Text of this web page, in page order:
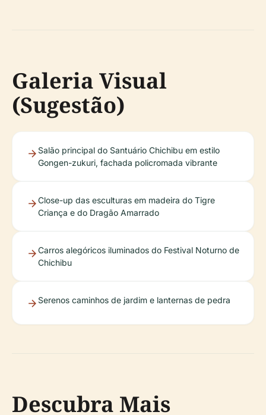
Galeria Visual
(Sugestão)
Salão principal do Santuário Chichibu em estilo
Gongen-zukuri, fachada policromada vibrante
Close-up das esculturas em madeira do Tigre
Criança e do Dragão Amarrado
Carros alegóricos iluminados do Festival Noturno de
Chichibu
Serenos caminhos de jardim e lanternas de pedra
Descubra Mais